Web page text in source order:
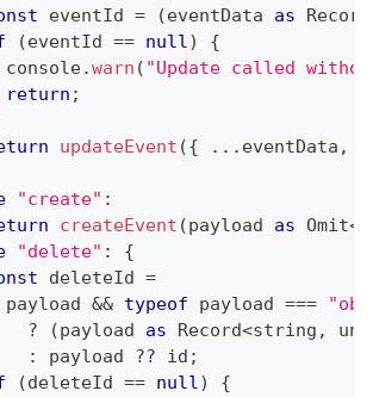
eventId = (eventData as Record
(eventId == null)
{
console.warn ( "Update called
return ;
updateEvent ({ ... eventData ,
"create" :
createEvent (payload as Omit<
"delete" :
{
deleteId =
payload
&& typeof payload ===
?
(payload as Record<string ,
:
payload ?? id ;
(deleteId == null)
{